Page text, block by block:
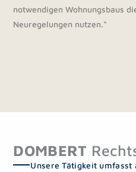
notwendigen Wohnungsbaus
Neuregelungen nutzen.“
DOMBERT
Unsere Tätigkeit umfasst